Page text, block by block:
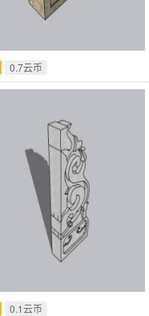
0.7云币
0.1云币